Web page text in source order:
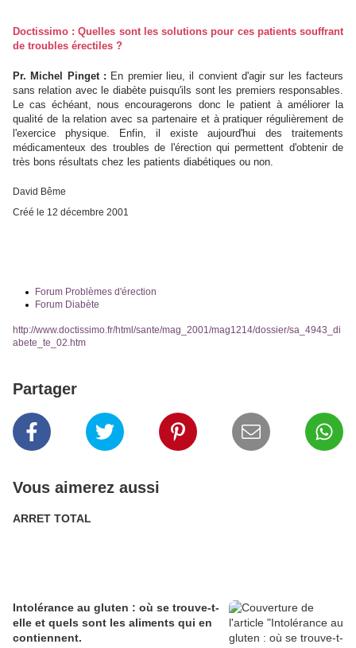
Doctissimo : Quelles sont les solutions pour ces patients souffrant
de troubles érectiles ?
Pr. Michel Pinget : En premier lieu, il convient d'agir sur les facteurs
sans relation avec le diabète puisqu'ils sont les premiers responsables.
Le cas échéant, nous encouragerons donc le patient à améliorer la
qualité de la relation avec sa partenaire et à pratiquer régulièrement de
l'exercice physique. Enfin, il existe aujourd'hui des traitements
médicamenteux des troubles de l'érection qui permettent d'obtenir de
très bons résultats chez les patients diabétiques ou non.
David Bême
Créé le 12 décembre 2001
Forum Problèmes d'érection
Forum Diabète
http://www.doctissimo.fr/html/sante/mag_2001/mag1214/dossier/sa_4943_di
abete_te_02.htm
Partager
Vous aimerez aussi
ARRET TOTAL
Intolérance au gluten : où se trouve-t-
elle et quels sont les aliments qui en
contiennent.